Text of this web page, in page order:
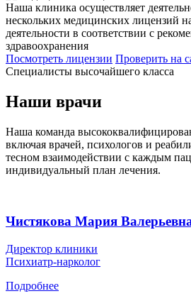
Наша клиника осуществляет
нескольких медицинских лицензий
деятельности в соответствии с
здравоохранения
Посмотреть лицензии Проверить на
Специалисты высочайшего класса
Наши врачи
Наша команда
включая врачей, психологов и
тесном взаимодействии с каждым
индивидуальный план лечения.
Чистякова Мария
Директор клиники
Психиатр-нарколог
Подробнее